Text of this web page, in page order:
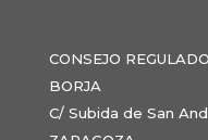
CONSEJO
BORJA
C/ Subida de San